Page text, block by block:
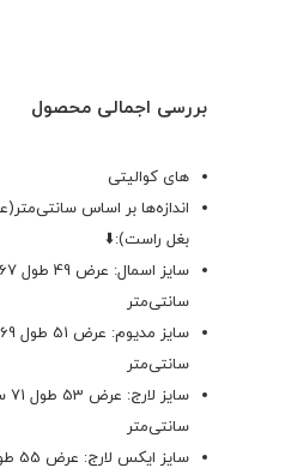
بررسی اجمالی محصول
های کوالیتی
اندازه‌ها بر اساس
بغل راست):⬇️
سانتی‌متر
سانتی‌متر
سانتی‌متر